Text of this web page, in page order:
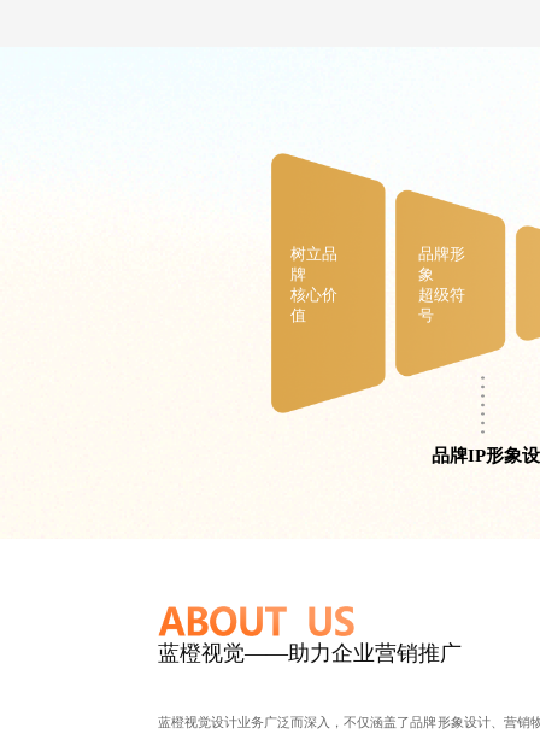
树立品
牌
核心价
值
品牌形
象
超级符
号
品牌IP形象
蓝橙视觉——助力企业营销推广
蓝橙视觉设计业务广泛而深入，不仅涵盖了品牌形象设计、 营销